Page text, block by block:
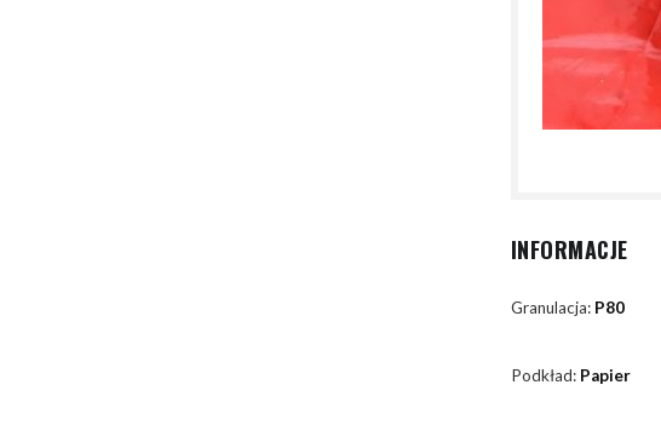
INFORMACJE
Granulacja: P80
Podkład: Papier